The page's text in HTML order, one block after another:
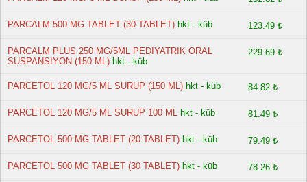
PARCALM 500 MG TABLET (30 TABLET) hkt - küb 123.49 ₺
PARCALM PLUS 250 MG/5ML PEDIYATRIK ORAL
SUSPANSIYON (150 ML) hkt - küb
229.69 ₺
PARCETOL 120 MG/5 ML SURUP (150 ML) hkt - küb 84.82 ₺
PARCETOL 120 MG/5 ML SURUP 100 ML hkt - küb 81.49 ₺
PARCETOL 500 MG TABLET (20 TABLET) hkt - küb 79.49 ₺
PARCETOL 500 MG TABLET (30 TABLET) hkt - küb 78.26 ₺